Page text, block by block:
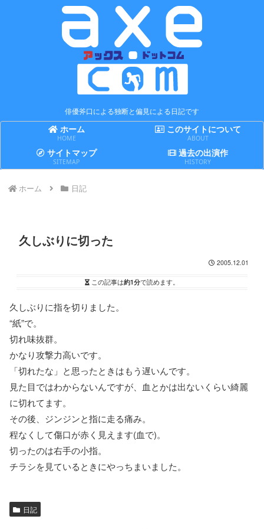
俳優斧口による独断と偏見による日記です
ホーム
HOME
このサイトについて
ABOUT
サイトマップ
SITEMAP
過去の出演作
HISTORY
ホーム 日記
久しぶりに切った
2005.12.01
この記事は約1分で読めます。
久しぶりに指を切りました。
“紙”で。
切れ味抜群。
かなり攻撃力高いです。
「切れたな」と思ったときはもう遅いんです。
見た目ではわからないんですが、血とかは出ないくらい綺麗
に切れてます。
その後、ジンジンと指に走る痛み。
程なくして傷口が赤く見えます(血で)。
切ったのは右手の小指。
チラシを見ているときにやっちまいました。
日記